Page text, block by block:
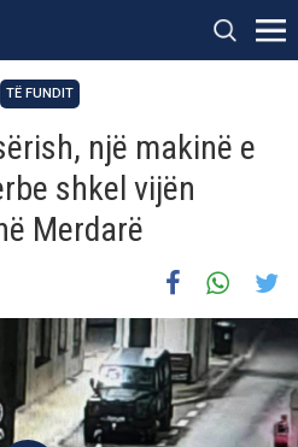
TË FUNDIT
një makinë e
shkel vijën
Merdarë